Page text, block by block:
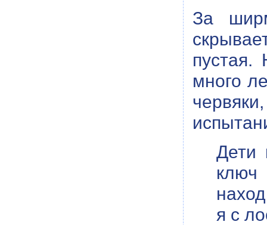
За
много
Дети
ключ
я с